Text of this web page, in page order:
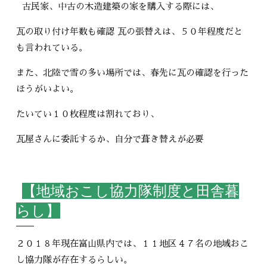
古民家、中古の木造建築の家を購入する際には、
瓦の取り付け年数も確認 瓦の張替えは、５０年程度だと
も言われている。
また、北陸で雪の多い場所では、春先に瓦の確認を行った
ほうがいよい。
たいてい１０枚程度は割れており、
瓦屋さんに委託するか、自分で葺き替えが必要
【地域おこし協力隊制度と田舎暮
らし】
２０１８年現在富山県内では、１１地区４７名の地域おこ
し協力隊が存在するらしい。